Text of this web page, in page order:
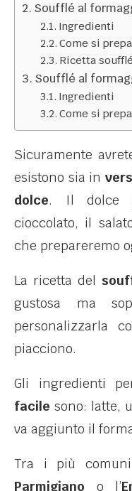
Soufflé al
Ingredienti
Come si
Ricetta
Soufflé al
Ingredienti
Come si
Sicuramente
esistono sia in
dolce. Il dolce
cioccolato, il
che prepareremo
La ricetta del
gustosa ma
personalizzarla
piacciono.
Gli ingredienti
facile sono: latte,
va aggiunto il
Tra i più
Parmigiano o l’